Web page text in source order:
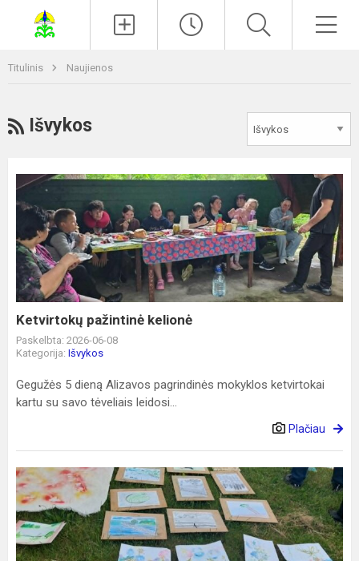
Titulinis Naujienos
RSS
Išvykos
Ketvirtokų
pažintinė
kelionė
Ketvirtokų pažintinė kelionė
Paskelbta: 2026-06-08
Kategorija: Išvykos
Gegužės 5 dieną Alizavos pagrindinės mokyklos ketvirtokai
kartu su savo tėveliais leidosi...
Plačiau
Kupiškio
marių
paslaptis
–
spalvotas